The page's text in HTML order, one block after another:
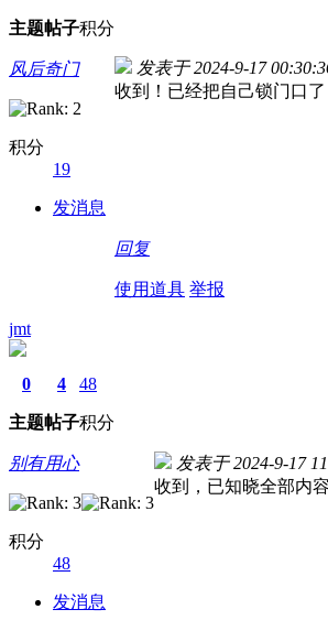
主题帖子积分
风后奇门
积分
19
发消息
发表于 2024-9-17
收到！已经把自己锁门口了
回复
使用道具 举报
jmt
0
主题
4
帖子
48
积分
别有用心
积分
48
发消息
发表于 2024-9-17
收到，已知晓全部内